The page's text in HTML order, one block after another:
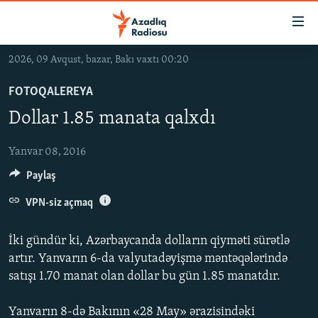
Əsas
qayıt
Əsas
naviqasiyaya
qayıt
keç
#İZAHLA
KORRUPSIOMETR
#ƏSLINDƏ
FƏRQƏ BAX
QANUNI DOĞRU
MULTIMEDIA
VIDEO
FOTOQALEREYA
RADIO ARXIV
HAQQIMIZDA
2026, 09 Avqust, bazar, Bakı vaxtı 00:20
FOTOQALEREYA
Dollar 1.85 manata qalxdı
Yanvar 08, 2016
İki gündür ki, Azərbaycanda dolların qiyməti sürətlə
artır. Yanvarın 6-da valyutadəyişmə məntəqələrində
satışı 1.70 manat olan dollar bu gün 1.85 manatdır.
Yanvarın 8-də Bakının «28 May» ərazisindəki
Paylaş
VPN-siz açmaq